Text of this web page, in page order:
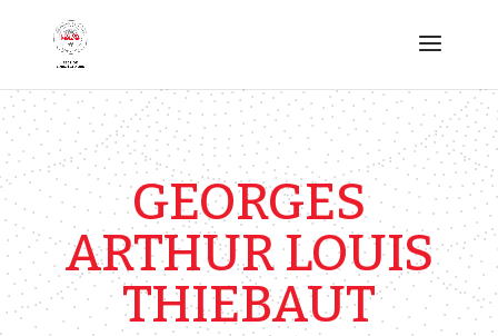
GEORGES
ARTHUR LOUIS
THIEBAUT